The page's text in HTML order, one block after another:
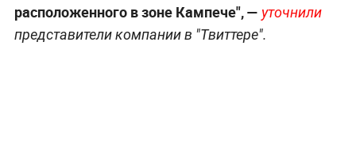
расположенного в зоне Кампече", — уточнили
представители компании в "Твиттере".